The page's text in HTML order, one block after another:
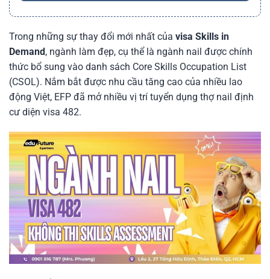
Trong những sự thay đổi mới nhất của visa Skills in
Demand, ngành làm đẹp, cụ thể là ngành nail được chính
thức bổ sung vào danh sách Core Skills Occupation List
(CSOL). Nắm bắt được nhu cầu tăng cao của nhiều lao
động Việt, EFP đã mở nhiều vị trí tuyển dụng thợ nail định
cư diện visa 482.